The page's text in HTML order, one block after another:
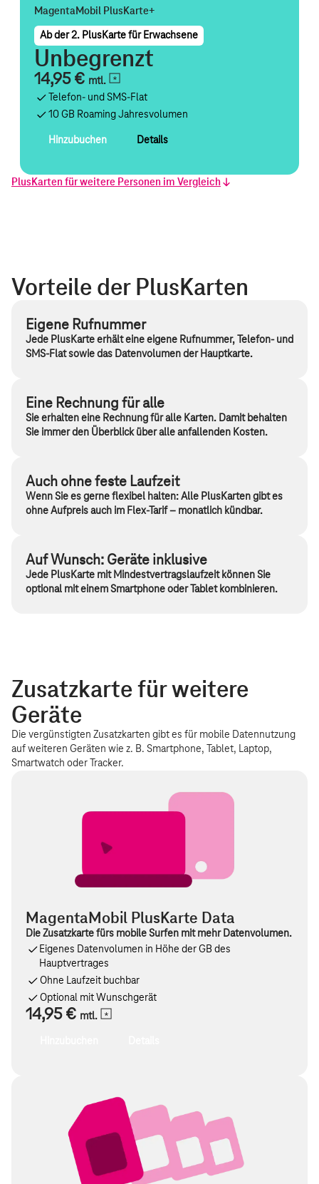
MagentaMobil PlusKarte+
Ab der 2. PlusKarte für Erwachsene
Unbegrenzt
14,95 € mtl.
Telefon- und SMS-Flat
10 GB Roaming Jahresvolumen
Hinzubuchen Details
PlusKarten für weitere Personen im Vergleich
Datenvolumen ohne
PlusKarte
Roaming in den
Ländergruppen 2 und 3
jährlich
2 GB
MultiSIM
für alle Karten
Nicht
enthalten
für alle Karten
im
Tarif:
MagentaMobil
MagentaMobil PlusKarte+
(ab 2. PlusKarte für
Erwachsene)
14,95 €
MagentaMobil PlusKarte Kids
& Teens
Vorteile der PlusKarten
Eigene Rufnummer
Jede PlusKarte erhält eine eigene Rufnummer, Telefon- und
SMS-Flat sowie das Datenvolumen der Hauptkarte.
Eine Rechnung für alle
Sie erhalten eine Rechnung für alle Karten. Damit behalten
Sie immer den Überblick über alle anfallenden Kosten.
Auch ohne feste Laufzeit
Wenn Sie es gerne flexibel halten: Alle PlusKarten gibt es
ohne Aufpreis auch im Flex-Tarif – monatlich kündbar.
Auf Wunsch: Geräte inklusive
Jede PlusKarte mit Mindestvertragslaufzeit können Sie
optional mit einem Smartphone oder Tablet kombinieren.
Zusatzkarte für weitere
Geräte
Die vergünstigten Zusatzkarten gibt es für mobile Datennutzung
auf weiteren Geräten wie z. B. Smartphone, Tablet, Laptop,
Smartwatch oder Tracker.
MagentaMobil PlusKarte Data
Die Zusatzkarte fürs mobile Surfen mit mehr Datenvolumen.
Eigenes Datenvolumen in Höhe der GB des
Hauptvertrages
Ohne Laufzeit buchbar
Optional mit Wunschgerät
14,95 € mtl.